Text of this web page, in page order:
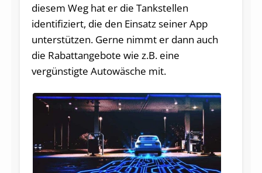
diesem Weg hat er die Tankstellen
identifiziert, die den Einsatz seiner App
unterstützen. Gerne nimmt er dann auch
die Rabattangebote wie z.B. eine
vergünstigte Autowäsche mit.